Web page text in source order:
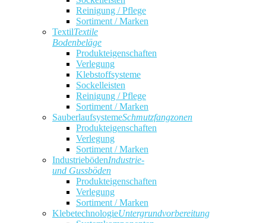
Reinigung / Pflege
Sortiment / Marken
TextilTextile
Bodenbeläge
Produkteigenschaften
Verlegung
Klebstoffsysteme
Sockelleisten
Reinigung / Pflege
Sortiment / Marken
SauberlaufsystemeSchmutzfangzonen
Produkteigenschaften
Verlegung
Sortiment / Marken
IndustriebödenIndustrie-
und Gussböden
Produkteigenschaften
Verlegung
Sortiment / Marken
KlebetechnologieUntergrundvorbereitung